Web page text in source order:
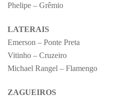
Phelipe – Grêmio
LATERAIS
Emerson – Ponte Preta
Vitinho – Cruzeiro
Michael Rangel – Flamengo
ZAGUEIROS